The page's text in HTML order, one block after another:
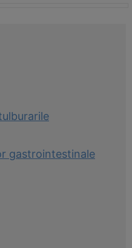
gastrointestinale